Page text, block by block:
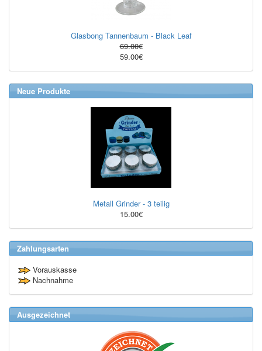
Glasbong Tannenbaum - Black Leaf
69.00€
59.00€
Neue Produkte
Metall Grinder - 3 teilig
15.00€
Zahlungsarten
Vorauskasse
Nachnahme
Ausgezeichnet